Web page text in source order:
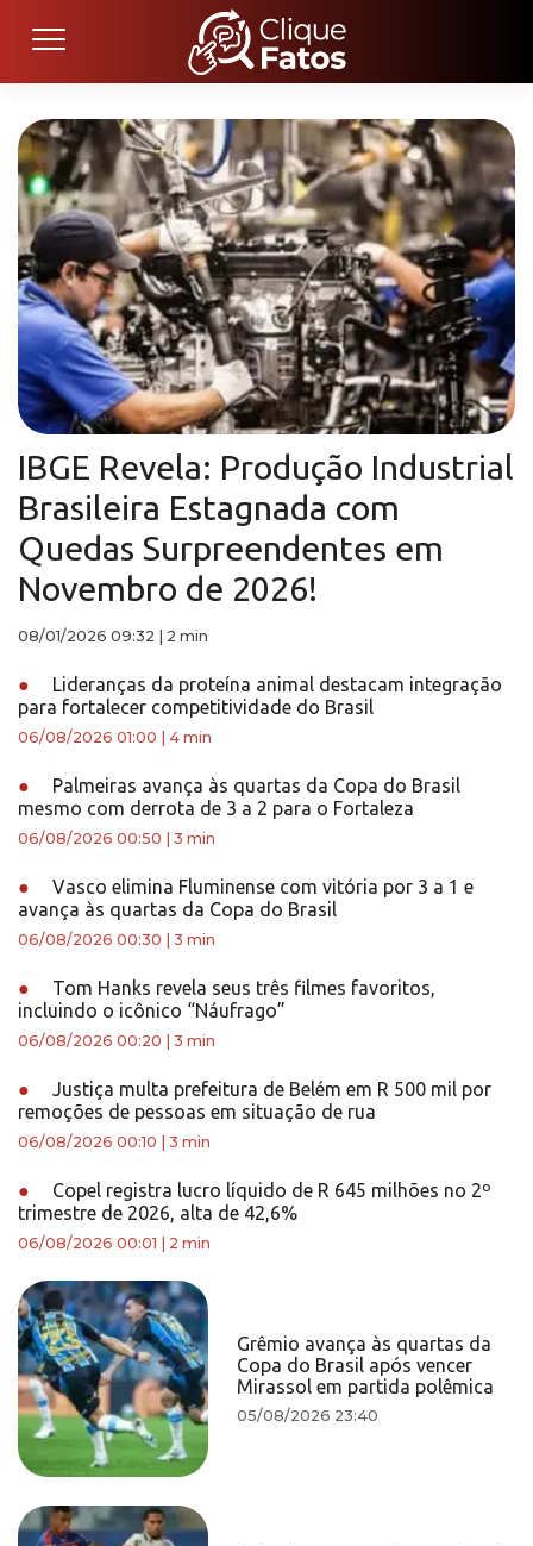
IBGE Revela: Produção Industrial
Brasileira Estagnada com
Quedas Surpreendentes em
Novembro de 2026!
08/01/2026 09:32 2 min
●
Lideranças da proteína animal destacam integração
para fortalecer competitividade do Brasil
06/08/2026 01:00 4 min
●
Palmeiras avança às quartas da Copa do Brasil
mesmo com derrota de 3 a 2 para o Fortaleza
06/08/2026 00:50 3 min
●
Vasco elimina Fluminense com vitória por 3 a 1 e
avança às quartas da Copa do Brasil
06/08/2026 00:30 3 min
●
Tom Hanks revela seus três filmes favoritos,
incluindo o icônico “Náufrago”
06/08/2026 00:20 3 min
●
Justiça multa prefeitura de Belém em R 500 mil por
remoções de pessoas em situação de rua
06/08/2026 00:10 3 min
●
Copel registra lucro líquido de R 645 milhões no 2º
trimestre de 2026, alta de 42,6%
06/08/2026 00:01 2 min
Grêmio avança às quartas da
Copa do Brasil após vencer
Mirassol em partida polêmica
05/08/2026 23:40